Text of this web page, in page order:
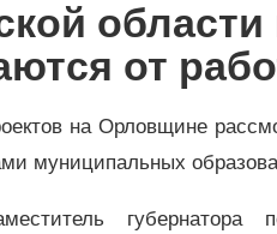
от
на Орловщине
муниципальных
губернатора